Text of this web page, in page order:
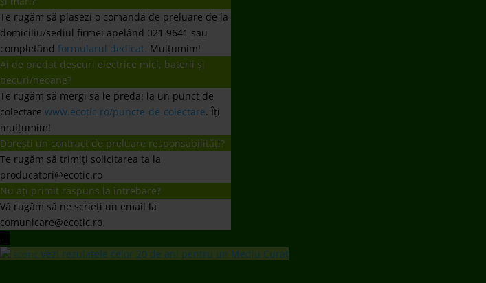
Nu ați primit răspuns la întrebare?
Vă rugăm să ne scrieți un email la
comunicare@ecotic.ro
←
ECOTIC Vezi rezulatele celor 20 de ani pentru un Mediu Curat